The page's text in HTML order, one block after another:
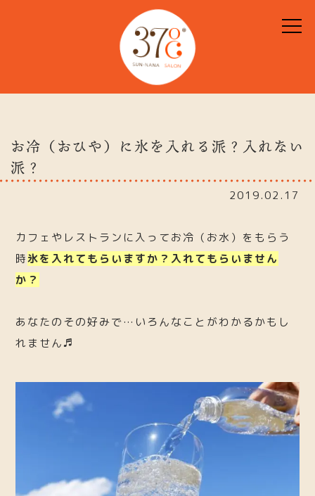
お冷（おひや）に氷を入れる派？入れない
派？
2019.02.17
カフェやレストランに入ってお冷（お水）をもらう
時氷を入れてもらいますか？入れてもらいません
か？
あなたのその好みで…いろんなことがわかるかもし
れません♬